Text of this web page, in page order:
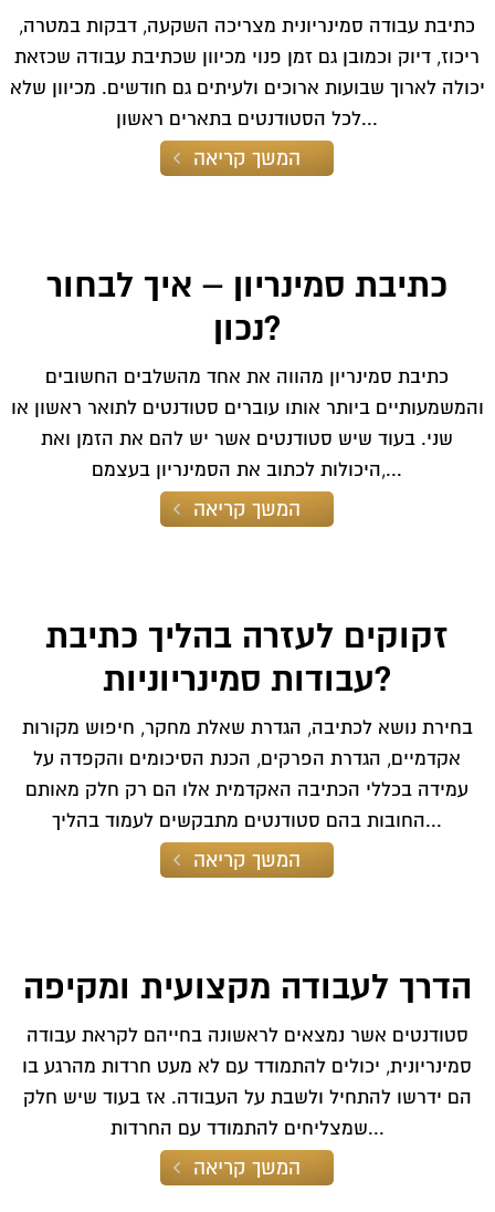
כתיבת עבודה סמינריונית מצריכה השקעה, דבקות במטרה,
ריכוז, דיוק וכמובן גם זמן פנוי מכיוון שכתיבת עבודה שכזאת
יכולה לארוך שבועות ארוכים ולעיתים גם חודשים. מכיוון שלא
לכל הסטודנטים בתארים ראשון...
המשך קריאה
כתיבת סמינריון – איך לבחור
נכון?
כתיבת סמינריון מהווה את אחד מהשלבים החשובים
והמשמעותיים ביותר אותו עוברים סטודנטים לתואר ראשון או
שני. בעוד שיש סטודנטים אשר יש להם את הזמן ואת
היכולות לכתוב את הסמינריון בעצמם,...
המשך קריאה
זקוקים לעזרה בהליך כתיבת
עבודות סמינריוניות?
בחירת נושא לכתיבה, הגדרת שאלת מחקר, חיפוש מקורות
אקדמיים, הגדרת הפרקים, הכנת הסיכומים והקפדה על
עמידה בכללי הכתיבה האקדמית אלו הם רק חלק מאותם
החובות בהם סטודנטים מתבקשים לעמוד בהליך...
המשך קריאה
הדרך לעבודה מקצועית ומקיפה
סטודנטים אשר נמצאים לראשונה בחייהם לקראת עבודה
סמינריונית, יכולים להתמודד עם לא מעט חרדות מהרגע בו
הם ידרשו להתחיל ולשבת על העבודה. אז בעוד שיש חלק
שמצליחים להתמודד עם החרדות...
המשך קריאה